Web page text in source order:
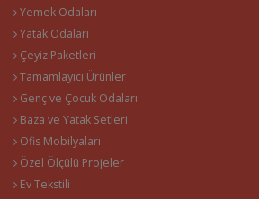
Yemek Odaları
Yatak Odaları
Çeyiz Paketleri
Tamamlayıcı Ürünler
Genç ve Çocuk Odaları
Baza ve Yatak Setleri
Ofis Mobilyaları
Özel Ölçülü Projeler
Ev Tekstili